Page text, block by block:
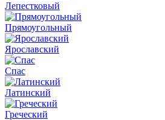
Лепестковый
Прямоугольный
Ярославский
Спас
Латинский
Греческий